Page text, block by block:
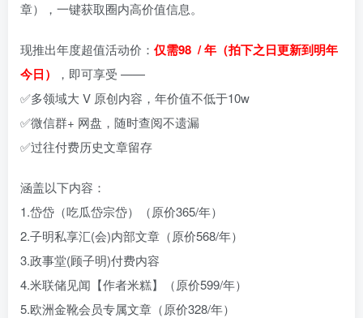
章），一键获取圈内高价值信息。
现推出年度超值活动价： 仅需98 / 年（拍下之日更新到明年
今日）
，即可享受 ——
✅多领域大 V 原创内容，年价值不低于10w
✅微信群+ 网盘，随时查阅不遗漏
✅过往付费历史文章留存
涵盖以下内容：
1.岱岱（吃瓜岱宗岱）（原价365/年）
2.子明私享汇(会)内部文章（原价568/年）
3.政事堂(顾子明)付费内容
4.米联储见闻【作者米糕】（原价599/年）
5.欧洲金靴会员专属文章（原价328/年）